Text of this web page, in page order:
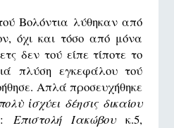
Βολόντια λύθηκαν από
όχι και τόσο από μόνα
δεν τού είπε τίποτε το
πλύση εγκεφάλου τού
Απλά προσευχήθηκε
ἰσχύει δέησις δικαίου
Επιστολή Ιακώβουκ.5,